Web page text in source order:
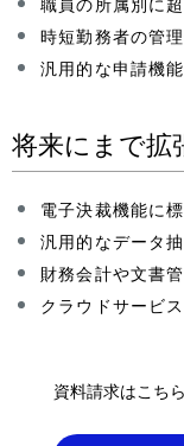
時短勤務者の管
汎用的な申請機能
将来にまで拡
電子決裁機能に
汎用的なデータ
財務会計や文書
クラウドサービ
資料請求はこち